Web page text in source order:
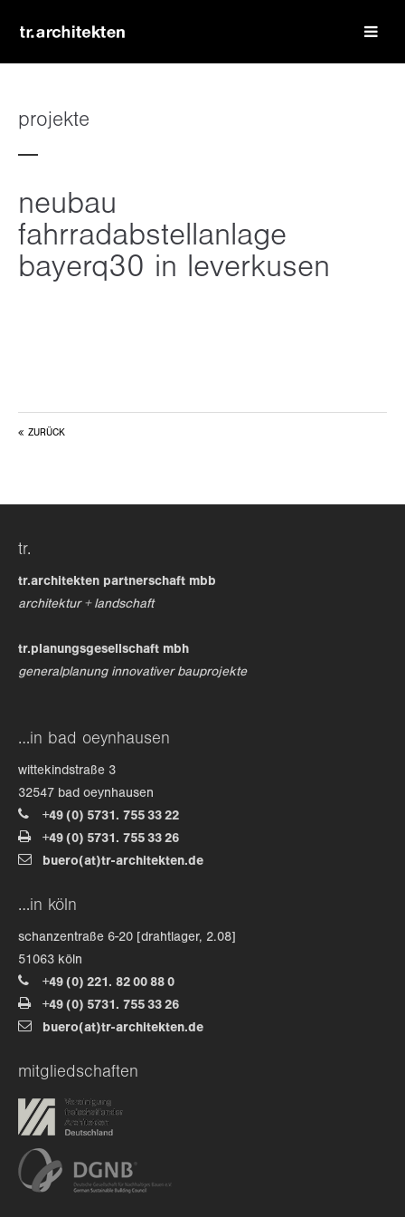
passwort
get in touch
376-293 city road, suite 600
san francisco, ca 94102
+44 1234 567 890
drop us a line
info@yourdomain.com
about us
lorem ipsum dolor sit amet, consectetuer
aenean commodo ligula eget dolor. aenean massa. cum
sociis natoque penatibus et magnis dis parturient
montes, nascetur ridiculus mus. donec quam felis,
ultricies nec.
projekte
neubau
fahrradabstellanlage
bayerq30 in leverkusen
ZURÜCK
tr.
tr.architekten partnerschaft mbb
architektur + landschaft
tr.planungsgesellschaft mbh
generalplanung innovativer bauprojekte
…in bad oeynhausen
wittekindstraße 3
32547 bad oeynhausen
+49 (0) 5731. 755 33 22
+49 (0) 5731. 755 33 26
buero(at)tr-architekten.de
…in köln
schanzentraße 6-20 [drahtlager, 2.08]
51063 köln
+49 (0) 221. 82 00 88 0
+49 (0) 5731. 755 33 26
buero(at)tr-architekten.de
mitgliedschaften